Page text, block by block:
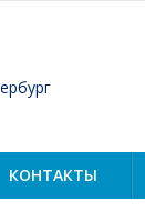
КОНТАКТЫ